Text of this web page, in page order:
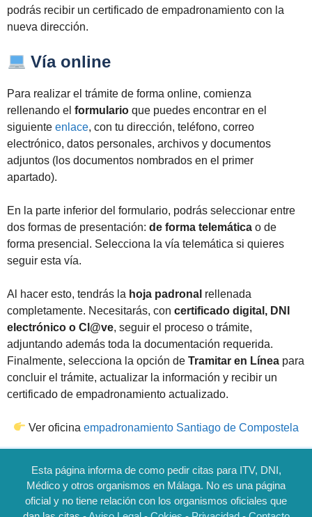
podrás recibir un certificado de empadronamiento con la
nueva dirección.
Vía online
Para realizar el trámite de forma online, comienza
rellenando el formulario que puedes encontrar en el
siguiente enlace, con tu dirección, teléfono, correo
electrónico, datos personales, archivos y documentos
adjuntos (los documentos nombrados en el primer
apartado).
En la parte inferior del formulario, podrás seleccionar entre
dos formas de presentación: de forma telemática o de
forma presencial. Selecciona la vía telemática si quieres
seguir esta vía.
Al hacer esto, tendrás la hoja padronal rellenada
completamente. Necesitarás, con certificado digital, DNI
electrónico o Cl@ve, seguir el proceso o trámite,
adjuntando además toda la documentación requerida.
Finalmente, selecciona la opción de Tramitar en Línea para
concluir el trámite, actualizar la información y recibir un
certificado de empadronamiento actualizado.
Ver oficinaempadronamiento Santiago de Compostela
Esta página informa de como pedir citas para ITV, DNI,
Médico y otros organismos en Málaga. No es una página
oficial y no tiene relación con los organismos oficiales que